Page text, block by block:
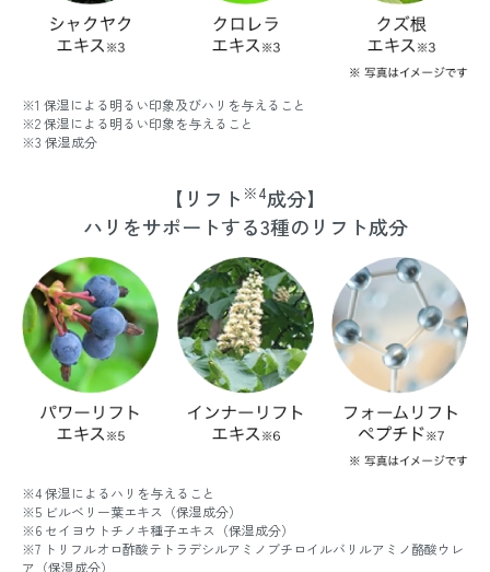
※1 保湿による明るい印象及びハリを与えること
※2 保湿による明るい印象を与えること
※3 保湿成分
【リフト ※4成分】
ハリをサポートする3種のリフト成分
※4 保湿によるハリを与えること
※5 ビルベリー葉エキス（保湿成分）
※6 セイヨウトチノキ種子エキス（保湿成分）
※7 トリフルオロ酢酸テトラデシルアミノブチロイルバリルアミノ酪酸ウレ
ア（保湿成分）